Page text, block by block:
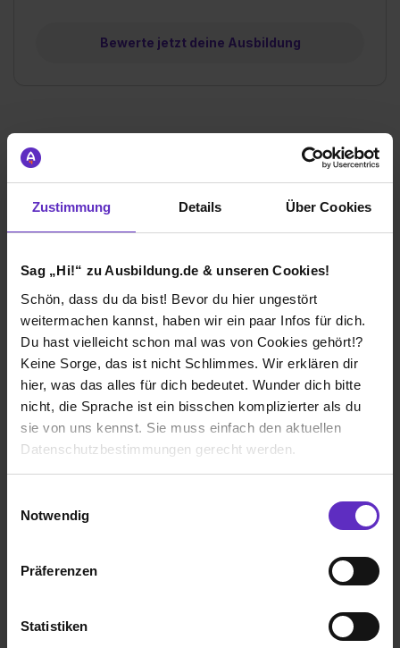
Zustimmung Details Über Cookies
Sag „Hi!“ zu Ausbildung.de & unseren Cookies!
Schön, dass du da bist! Bevor du hier ungestört
weitermachen kannst, haben wir ein paar Infos für dich.
Du hast vielleicht schon mal was von Cookies gehört!?
Keine Sorge, das ist nicht Schlimmes. Wir erklären dir
hier, was das alles für dich bedeutet. Wunder dich bitte
nicht, die Sprache ist ein bisschen komplizierter als du
sie von uns kennst. Sie muss einfach den aktuellen
Datenschutzbestimmungen gerecht werden.
Benutzung der Webseite getroffenen Einstellungen zu
Webseite zu analysieren („Statistiken“), um
Informationen zu deiner Verwendung unserer Website an
Notwendig
Präferenzen
Statistiken
Wie gefällt dir die Ausbildung bei deiner
Firma?
Als Azubi habe ich den Vorteil, viele Abteilungen zu
durchlaufen und dabei theoretische Lerninhalte aus der
Berufsschule praktisch anwenden zu können.
Wie gefällt dir dein Ausbildungsberuf?
Mit meinem Ausbildungsberuf habe ich die Möglichkeit,
Kliniken Landkreis Heidenheim gGmbH
Heidenheim an der Brenz
Bewerte jetzt deine Ausbildung